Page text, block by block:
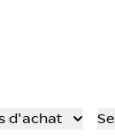
d'achat